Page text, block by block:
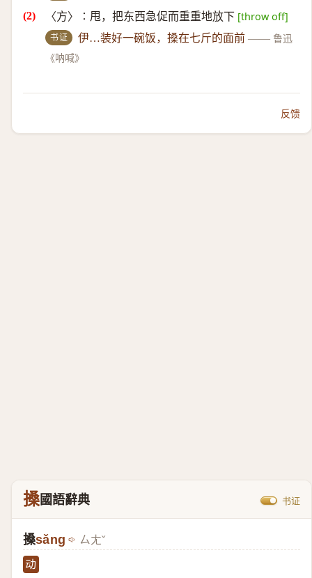
〈方〉∶甩，把东西急促而重重地放下 [throw off]
书证 伊…装好一碗饭，搡在七斤的面前 —— 鲁迅
《呐喊》
反馈
搡國語辭典 书证
搡sǎng ㄙㄤˇ
动